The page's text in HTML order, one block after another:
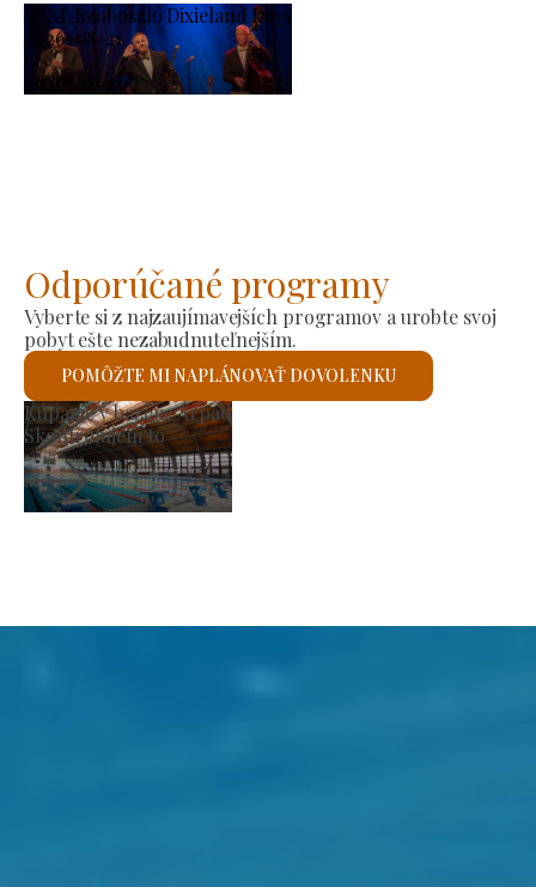
XXXI. Szoboszló Dixieland Days
2026-08-21
-
2026-08-23
Odporúčané programy
Vyberte si z najzaujímavejších programov a urobte svoj
pobyt ešte nezabudnuteľnejším.
POMÔŽTE MI NAPLÁNOVAŤ DOVOLENKU
Trh výrobcov
Skontrolujem to